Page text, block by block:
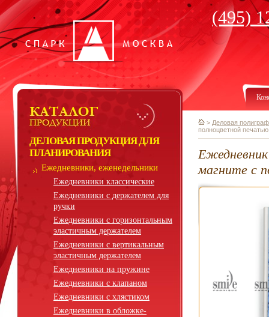
(495)
ДЕЛОВАЯ ПРОДУКЦИЯ ДЛЯ
ПЛАНИРОВАНИЯ
Ежедневники, еженедельники
Ежедневники классические
Ежедневники с держателем для
ручки
Ежедневники с горизонтальным
эластичным держателем
Ежедневники с вертикальным
эластичным держателем
Ежедневники на пружине
Ежедневники с клапаном
Ежедневники с хлястиком
Ежедневники в обложке-
> Деловая
полноцветной печатью
магните с